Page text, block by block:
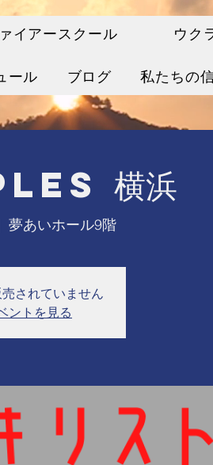
イアースクール ウク
ール ブログ 私たちの
横浜
夢あいホール9階
されていません
ントを見る